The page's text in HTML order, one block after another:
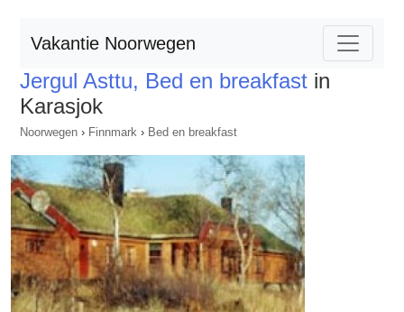
Vakantie Noorwegen
Jergul Asttu, Bed en breakfast in
Karasjok
Noorwegen › Finnmark › Bed en breakfast